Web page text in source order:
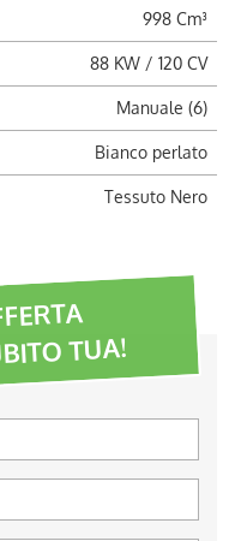
998 Cm³
88 KW / 120 CV
Manuale (6)
Bianco perlato
Tessuto Nero
TUA!